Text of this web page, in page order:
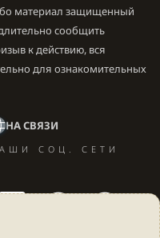
материал защищенный
сообщить
к действию, вся
для ознакомительных
НА СВЯЗИ
СОЦ. СЕТИ